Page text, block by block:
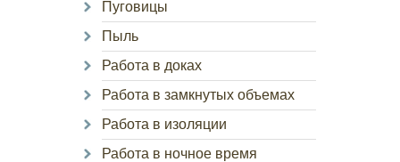
Пуговицы
Пыль
Работа в доках
Работа в замкнутых объемах
Работа в изоляции
Работа в ночное время